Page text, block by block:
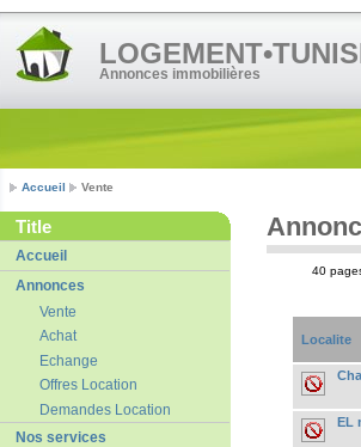
Annonces immobilières
Accueil Vente
Title
Accueil
Annonces
Vente
Achat
Echange
Offres Location
Demandes Location
Nos services
40
Localite
EL